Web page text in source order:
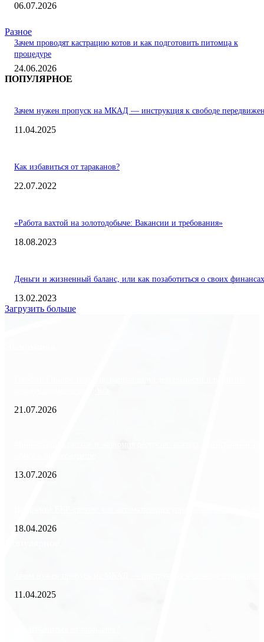
06.07.2026
Разное
Зачем проводят кастрацию котов и как подготовить питомца к
процедуре
24.06.2026
ПОПУЛЯРНОЕ
Зачем нужен пропуск на МКАД — инструкция к свободе
11.04.2025
Как избавиться от тараканов?
22.07.2022
«Работа вахтой на золотодобыче: Вакансии и требования»
18.08.2023
Деньги и жизненный баланс, или как позаботиться о своих финансах
13.02.2023
Загрузить больше
21.07.2026
13.07.2026
18.04.2026
11.04.2025